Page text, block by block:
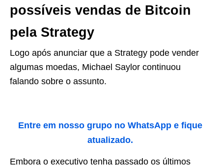
possíveis vendas de Bitcoin
pela Strategy
Logo após anunciar que a Strategy pode vender
algumas moedas, Michael Saylor continuou
falando sobre o assunto.
Entre em nosso grupo no WhatsApp e fique
atualizado.
Embora o executivo tenha passado os últimos